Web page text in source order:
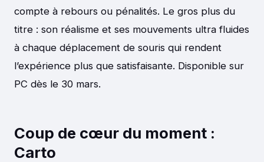
compte à rebours ou pénalités. Le gros plus du
titre : son réalisme et ses mouvements ultra fluides
à chaque déplacement de souris qui rendent
l’expérience plus que satisfaisante. Disponible sur
PC dès le 30 mars.
Coup de cœur du moment :
Carto